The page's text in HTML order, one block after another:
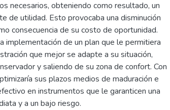
necesarios, obteniendo como resultado, un
de utilidad. Esto provocaba una disminución
consecuencia de su costo de oportunidad.
implementación de un plan que le permitiera
que mejor se adapte a su situación,
y saliendo de su zona de confort. Con
sus plazos medios de maduración e
en instrumentos que le garanticen una
y a un bajo riesgo.